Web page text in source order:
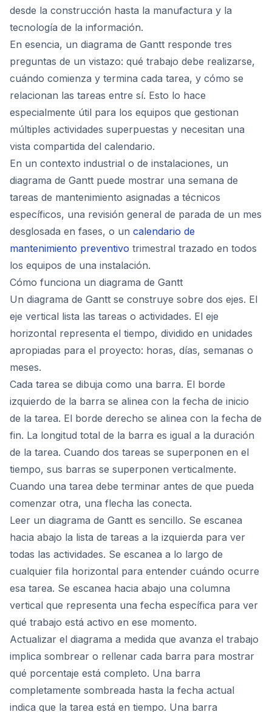
desde la construcción hasta la manufactura y la
tecnología de la información.
En esencia, un diagrama de Gantt responde tres
preguntas de un vistazo: qué trabajo debe realizarse,
cuándo comienza y termina cada tarea, y cómo se
relacionan las tareas entre sí. Esto lo hace
especialmente útil para los equipos que gestionan
múltiples actividades superpuestas y necesitan una
vista compartida del calendario.
En un contexto industrial o de instalaciones, un
diagrama de Gantt puede mostrar una semana de
tareas de mantenimiento asignadas a técnicos
específicos, una revisión general de parada de un mes
desglosada en fases, o un calendario de
mantenimiento preventivo trimestral trazado en todos
los equipos de una instalación.
Cómo funciona un diagrama de Gantt
Un diagrama de Gantt se construye sobre dos ejes. El
eje vertical lista las tareas o actividades. El eje
horizontal representa el tiempo, dividido en unidades
apropiadas para el proyecto: horas, días, semanas o
meses.
Cada tarea se dibuja como una barra. El borde
izquierdo de la barra se alinea con la fecha de inicio
de la tarea. El borde derecho se alinea con la fecha de
fin. La longitud total de la barra es igual a la duración
de la tarea. Cuando dos tareas se superponen en el
tiempo, sus barras se superponen verticalmente.
Cuando una tarea debe terminar antes de que pueda
comenzar otra, una flecha las conecta.
Leer un diagrama de Gantt es sencillo. Se escanea
hacia abajo la lista de tareas a la izquierda para ver
todas las actividades. Se escanea a lo largo de
cualquier fila horizontal para entender cuándo ocurre
esa tarea. Se escanea hacia abajo una columna
vertical que representa una fecha específica para ver
qué trabajo está activo en ese momento.
Actualizar el diagrama a medida que avanza el trabajo
implica sombrear o rellenar cada barra para mostrar
qué porcentaje está completo. Una barra
completamente sombreada hasta la fecha actual
indica que la tarea está en tiempo. Una barra